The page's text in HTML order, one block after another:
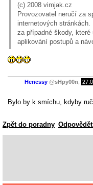
(c) 2008 vimjak.cz
Provozovatel neručí za
internetových
za případné škody,
aplikování postupů a
Henessy @sHpy00n
Bylo by k smíchu, kdyby
Zpět do poradny